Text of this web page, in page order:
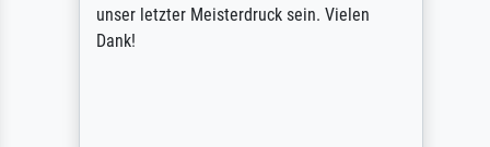
unser letzter Meisterdruck sein. Vielen
Dank!